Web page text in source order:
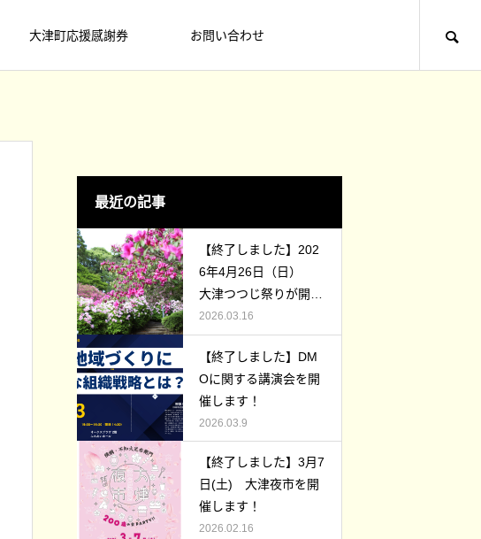
大津町応援感謝券 お問い合わせ
【終了しました】3月7日(土) 大津夜
市を開催します！
2026.02.16
【終了しました】第３５回からいもフ
ェスティバルinおおづ 開催【２０２
５】2025.10.21
TABERU
美味しい食材が多い町だから、美味し
いお店も多いのです。
最近の記事
【終了しました】202
6年4月26日（日）
大津つつじ祭りが開催
されます！
2026.03.16
【終了しました】DM
Oに関する講演会を開
催します！
2026.03.9
【終了しました】3月7
日(土) 大津夜市を開
催します！
2026.02.16